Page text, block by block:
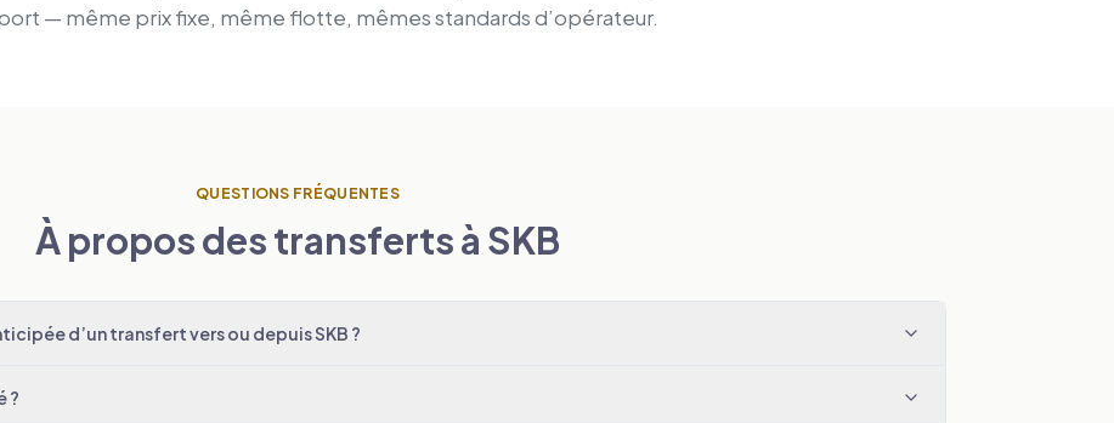
— même prix fixe, même flotte, mêmes standards d’opérateur.
QUESTIONS FRÉQUENTES
À propos des transferts à SKB
d’un transfert vers ou depuis SKB ?
?